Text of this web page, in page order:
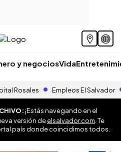
y negociosVida
Rosales Empleos El Salvador
¡Estás navegando en el
versión deelsalvador.com . Te
país donde coincidimos todos.